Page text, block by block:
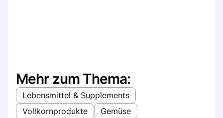
Mehr zum Thema:
Lebensmittel & Supplements
Vollkornprodukte
Gemüse